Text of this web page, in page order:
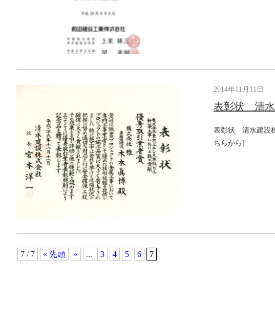
2014年11月11日
表彰状 清
表彰状 清水建設
ちらから]
7 / 7 « 先頭 « ... 3 4 5 6 7